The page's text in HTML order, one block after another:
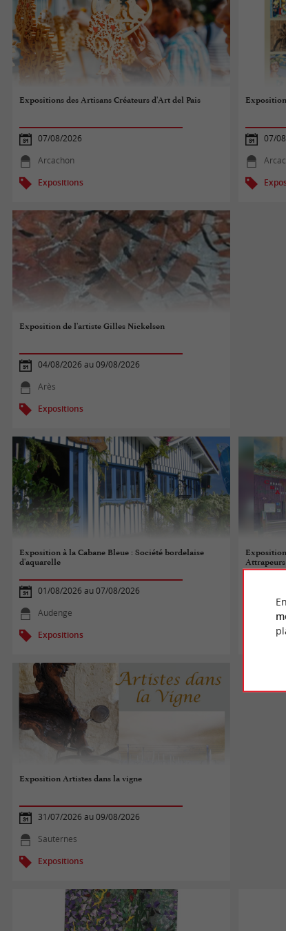
Expositions des Artisans Créateurs d'Art del Pais
07/08/2026
Arcachon
Expositions
07/
Exposition de l'artiste Gilles Nickelsen
04/08/2026 au 09/08/2026
Arès
Expositions
Exposition à la Cabane Bleue : Société bordelaise
d'aquarelle
01/08/2026 au 07/08/2026
Audenge
Expositions
Attrapeurs
Exposition Artistes dans la vigne
31/07/2026 au 09/08/2026
Sauternes
Expositions